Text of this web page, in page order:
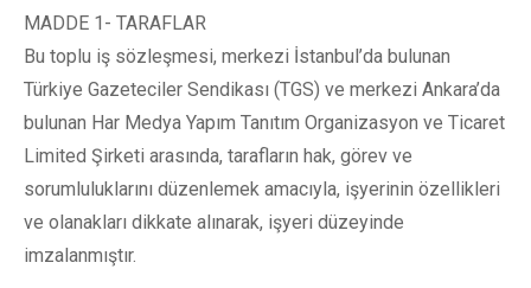
MADDE 1- TARAFLAR
Bu toplu iş sözleşmesi, merkezi İstanbul’da bulunan
Türkiye Gazeteciler Sendikası (TGS) ve merkezi Ankara’da
bulunan Har Medya Yapım Tanıtım Organizasyon ve Ticaret
Limited Şirketi arasında, tarafların hak, görev ve
sorumluluklarını düzenlemek amacıyla, işyerinin özellikleri
ve olanakları dikkate alınarak, işyeri düzeyinde
imzalanmıştır.